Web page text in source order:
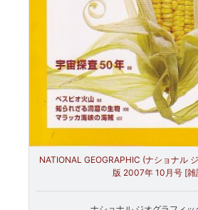
NATIONAL GEOGRAPHIC (ナショナル
版 2007年 10月号 [雑